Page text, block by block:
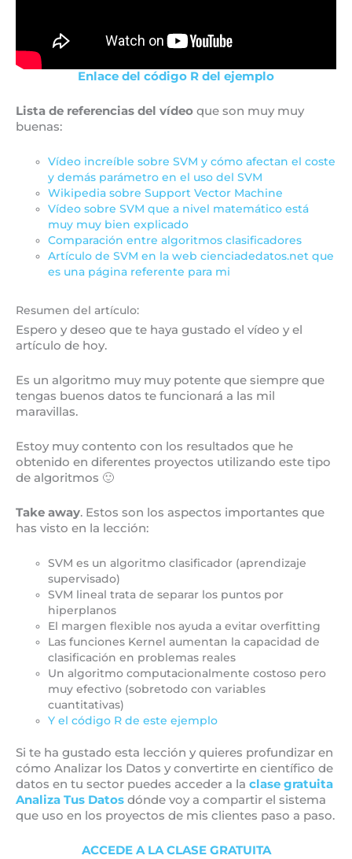
Enlace del código R del ejemplo
Lista de referencias del vídeo que son muy muy
buenas:
Vídeo increíble sobre SVM y cómo afectan el coste
y demás parámetro en el uso del SVM
Wikipedia sobre Support Vector Machine
Vídeo sobre SVM que a nivel matemático está
muy muy bien explicado
Comparación entre algoritmos clasificadores
Artículo de SVM en la web cienciadedatos.net que
es una página referente para mi
Resumen del artículo:
Espero y deseo que te haya gustado el vídeo y el
artículo de hoy.
Es un algoritmo muy muy potente que siempre que
tengas buenos datos te funcionará a las mil
maravillas.
Estoy muy contento con los resultados que he
obtenido en diferentes proyectos utilizando este tipo
de algoritmos 🙂
Take away. Estos son los aspectos importantes que
has visto en la lección:
SVM es un algoritmo clasificador (aprendizaje
supervisado)
SVM lineal trata de separar los puntos por
hiperplanos
El margen flexible nos ayuda a evitar overfitting
Las funciones Kernel aumentan la capacidad de
clasificación en problemas reales
Un algoritmo computacionalmente costoso pero
muy efectivo (sobretodo con variables
cuantitativas)
Y el código R de este ejemplo
Si te ha gustado esta lección y quieres profundizar en
cómo Analizar los Datos y convertirte en científico de
datos en tu sector puedes acceder a la clase gratuita
Analiza Tus Datos dónde voy a compartir el sistema
que uso en los proyectos de mis clientes paso a paso.
ACCEDE A LA CLASE GRATUITA